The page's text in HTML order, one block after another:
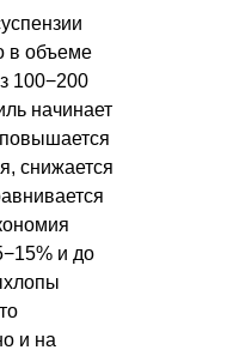
в объеме
100−200
начинает
снижается
и до
и на